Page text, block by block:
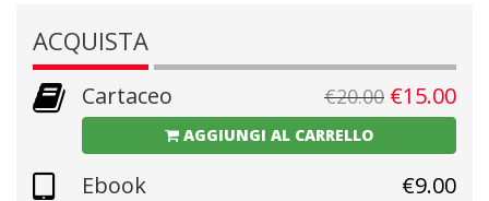
ACQUISTA
Cartaceo €20.00 €15.00
AGGIUNGI AL CARRELLO
Ebook €9.00